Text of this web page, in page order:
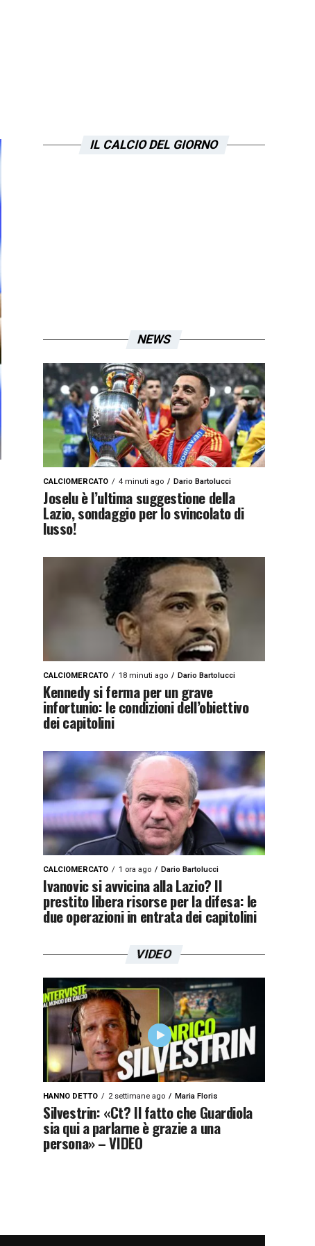
IL CALCIO DEL GIORNO
NEWS
CALCIOMERCATO 4 minuti ago Dario Bartolucci
Joselu è l’ultima suggestione della
Lazio, sondaggio per lo svincolato di
lusso!
CALCIOMERCATO 18 minuti ago Dario Bartolucci
Kennedy si ferma per un grave
infortunio: le condizioni dell’obiettivo
dei capitolini
CALCIOMERCATO 1 ora ago Dario Bartolucci
Ivanovic si avvicina alla Lazio? Il
prestito libera risorse per la difesa: le
due operazioni in entrata dei capitolini
VIDEO
HANNO DETTO 2 settimane ago Maria Floris
Silvestrin: «Ct? Il fatto che Guardiola
sia qui a parlarne è grazie a una
persona» – VIDEO